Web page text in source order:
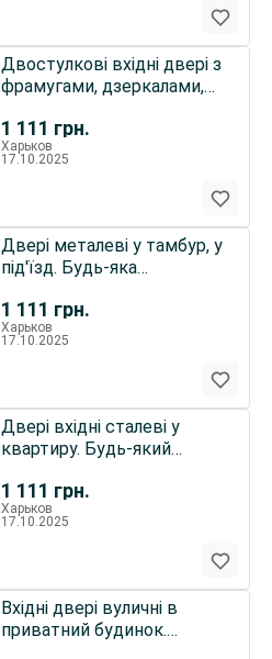
1 111 грн.
Двостулкові вхідні двері з
фрамугами, дзеркалами,
Харьков
17.10.2025
1 111 грн.
Двері металеві у тамбур, у
під'їзд. Будь-яка
Харьков
17.10.2025
1 111 грн.
Двері вхідні сталеві у
квартиру. Будь-який
Харьков
17.10.2025
Вхідні двері вуличні в
приватний будинок.